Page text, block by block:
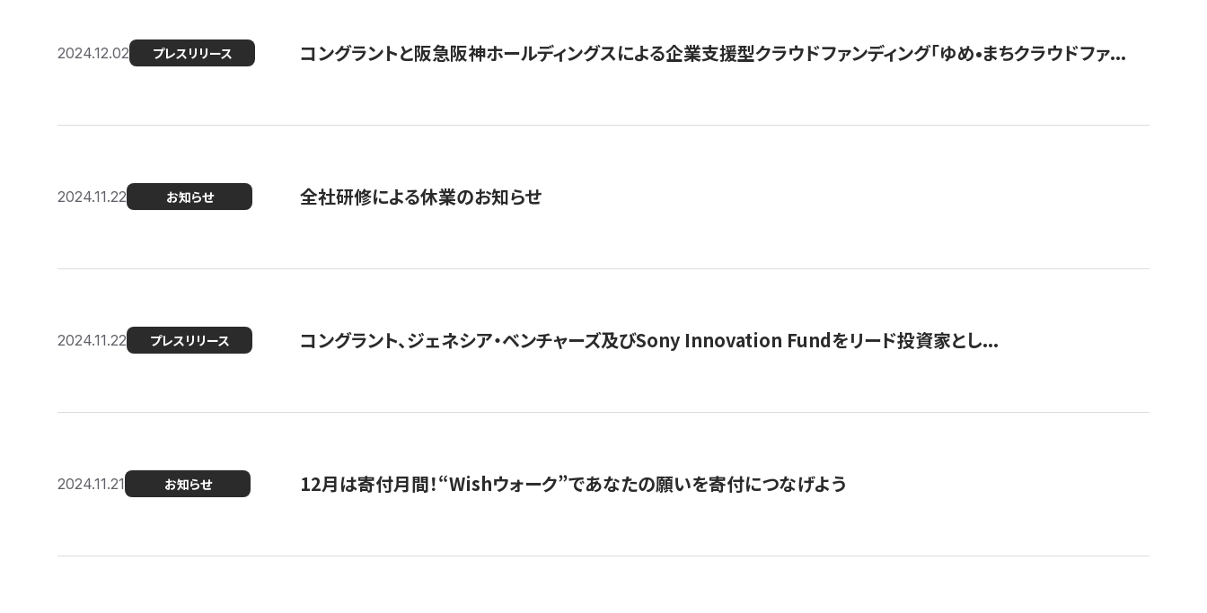
2024.12.02 プレスリリース コングラントと阪急阪神ホールディングスによる企業支援型クラウドファンディング「ゆめ•まちクラウドファ...
2024.11.22 お知らせ 全社研修による休業のお知らせ
2024.11.22 プレスリリース コングラント、ジェネシア・ベンチャーズ及びSony Innovation Fundをリード投資家とし...
2024.11.21 お知らせ 12月は寄付月間！“Wishウォーク”であなたの願いを寄付につなげよう